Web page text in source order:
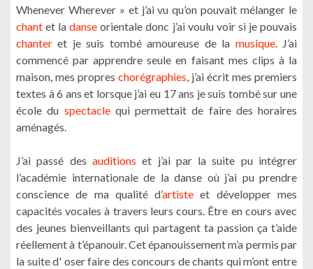
Whenever Wherever » et j’ai vu qu’on pouvait mélanger le
chant et ladanse orientale donc j’ai voulu voir si je pouvais
chanter et je suis tombé amoureuse de la musique. J’ai
commencé par apprendre seule en faisant mes clips à la
maison, mes propres chorégraphies, j’ai écrit mes premiers
textes à 6 ans et lorsque j’ai eu 17 ans je suis tombé sur une
école du spectaclequi permettait de faire des horaires
aménagés.
J’ai passé des auditions et j’ai par la suite pu intégrer
l’académie internationale de la danse où j’ai pu prendre
conscience de ma qualité d’artiste et développer mes
capacités vocales à travers leurs cours. Être en cours avec
des jeunes bienveillants qui partagent ta passion ça t’aide
réellement à t’épanouir. Cet épanouissement m’a permis par
la suite d' oser faire des concours de chants qui m’ont entre